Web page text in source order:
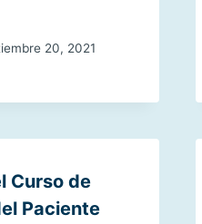
20, 2021
Curso de
Paciente